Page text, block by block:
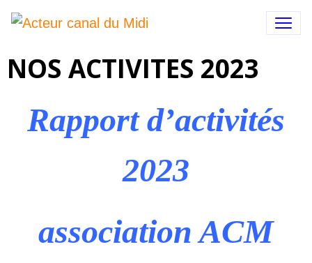
NOS ACTIVITES 2023
Rapport d’activités
2023
association ACM